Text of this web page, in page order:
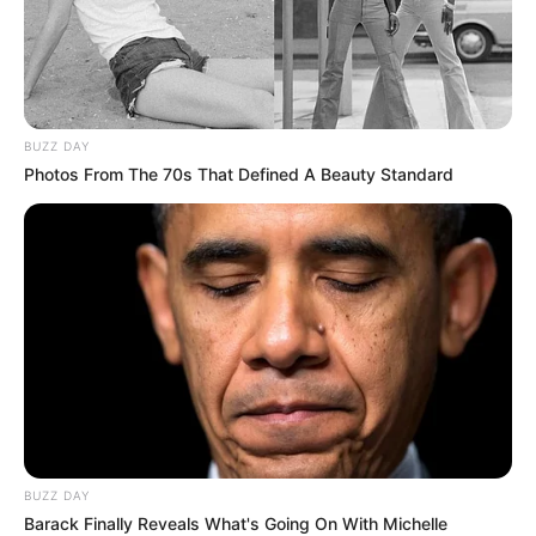
közé.
Elnézést kért a magyar választóktól
BUZZ DAY
Photos From The 70s That Defined A Beauty Standard
BUZZ DAY
Barack Finally Reveals What's Going On With Michelle